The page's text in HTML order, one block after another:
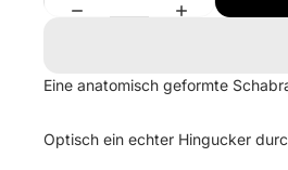
Eine anatomisch geformte
Optisch ein echter Hingucker